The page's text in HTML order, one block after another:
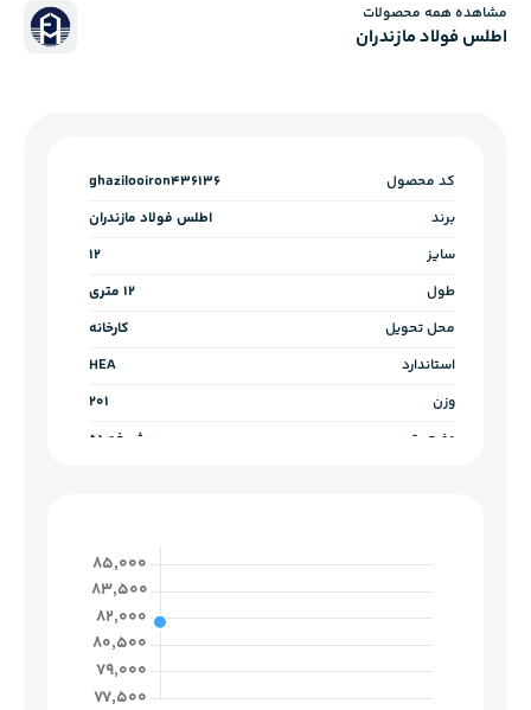
مشاهده همه محصولات
اطلس فولاد مازندران
کد محصول
ghazilooiron436136
برند
اطلس فولاد مازندران
سایز
12
طول
12 متری
محل تحویل
کارخانه
استاندارد
HEA
وزن
201
وضعیت
برش خورده